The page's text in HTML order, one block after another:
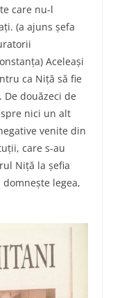
care nu-l
(a ajuns șefa
Aceleași
ca Niță să fie
De douăzeci de
nici un alt
venite din
care s-au
Niță la șefia
domnește legea,